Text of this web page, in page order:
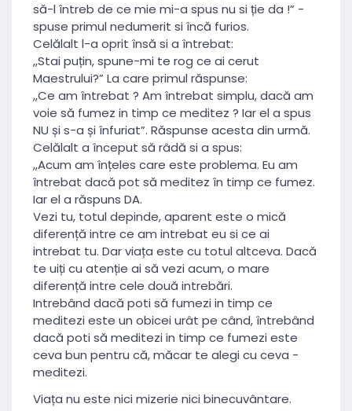
să-l întreb de ce mie mi-a spus nu si ție da !” -
spuse primul nedumerit si încă furios.
Celălalt l-a oprit însă si a întrebat:
,,Stai puțin, spune-mi te rog ce ai cerut
Maestrului?” La care primul răspunse:
,,Ce am întrebat ? Am întrebat simplu, dacă am
voie să fumez in timp ce meditez ? Iar el a spus
NU și s-a și înfuriat”. Răspunse acesta din urmă.
Celălalt a început să râdă si a spus:
,,Acum am înțeles care este problema. Eu am
întrebat dacă pot să meditez în timp ce fumez.
Iar el a răspuns DA.
Vezi tu, totul depinde, aparent este o mică
diferență intre ce am intrebat eu si ce ai
intrebat tu. Dar viața este cu totul altceva. Dacă
te uiți cu atenție ai să vezi acum, o mare
diferență intre cele două intrebări.
Intrebând dacă poti să fumezi in timp ce
meditezi este un obicei urât pe când, întrebând
dacă poti să meditezi in timp ce fumezi este
ceva bun pentru că, măcar te alegi cu ceva -
meditezi.
Viața nu este nici mizerie nici binecuvântare.